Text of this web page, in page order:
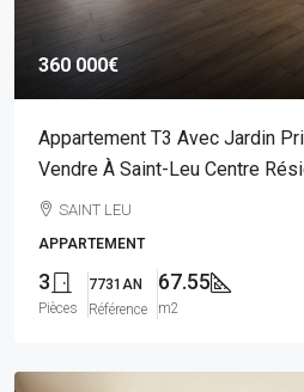
360 000€
Appartement T3 Avec Jardin
Vendre À Saint-Leu Centre
SAINT LEU
APPARTEMENT
3
Pièces
7731AN
Référence
67.55
m2